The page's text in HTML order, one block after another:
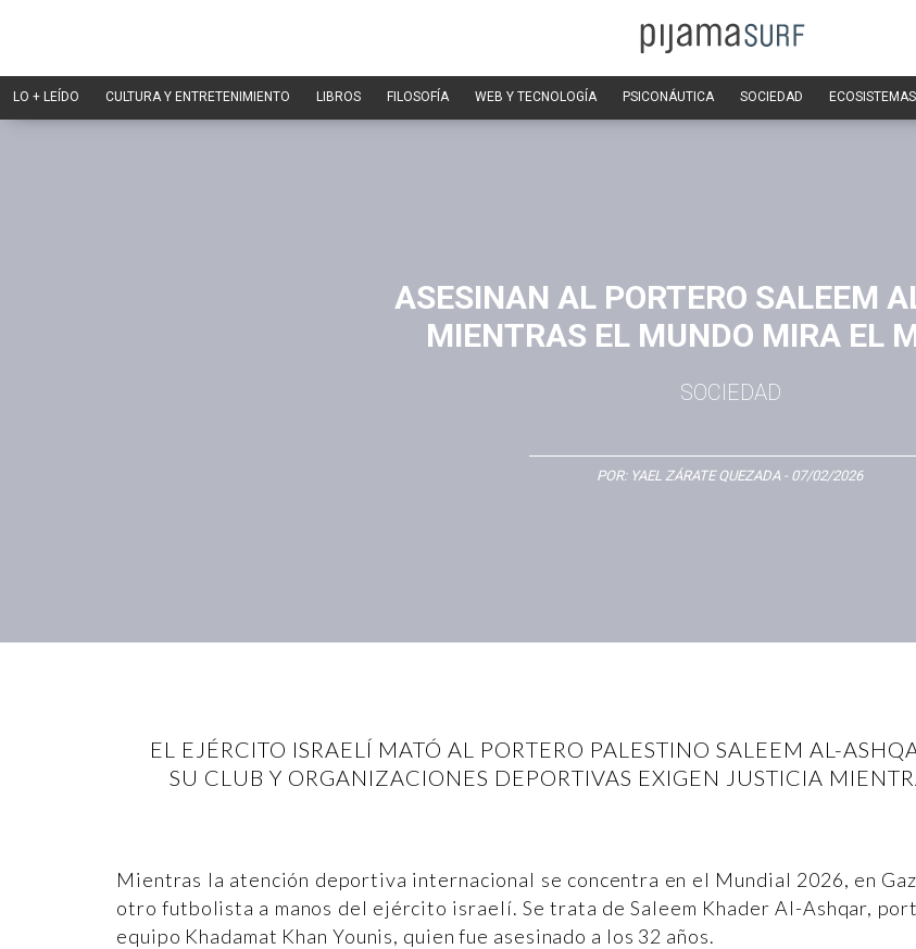
LO + LEÍDO CULTURA Y ENTRETENIMIENTO LIBROS FILOSOFÍA WEB Y TECNOLOGÍA PSICONÁUTICA SOCIEDAD
ASESINAN AL PORTERO SALEEM
MIENTRAS EL MUNDO MIRA EL
SOCIEDAD
POR: YAEL ZÁRATE QUEZADA - 07/02/2026
EL EJÉRCITO ISRAELÍ MATÓ AL PORTERO PALESTINO SALEEM AL-
SU CLUB Y ORGANIZACIONES DEPORTIVAS EXIGEN JUSTICIA
Mientras la atención deportiva internacional se concentra en el Mundial 2026, en
otro futbolista a manos del ejército israelí. Se trata de Saleem Khader Al-Ashqar,
equipo Khadamat Khan Younis, quien fue asesinado a los 32 años.